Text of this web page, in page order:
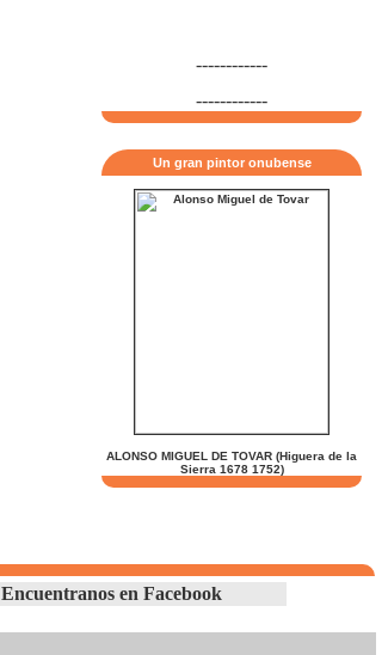
------------
------------
Un gran pintor onubense
ALONSO MIGUEL DE TOVAR (Higuera de la
Sierra 1678 1752)
Encuentranos en Facebook